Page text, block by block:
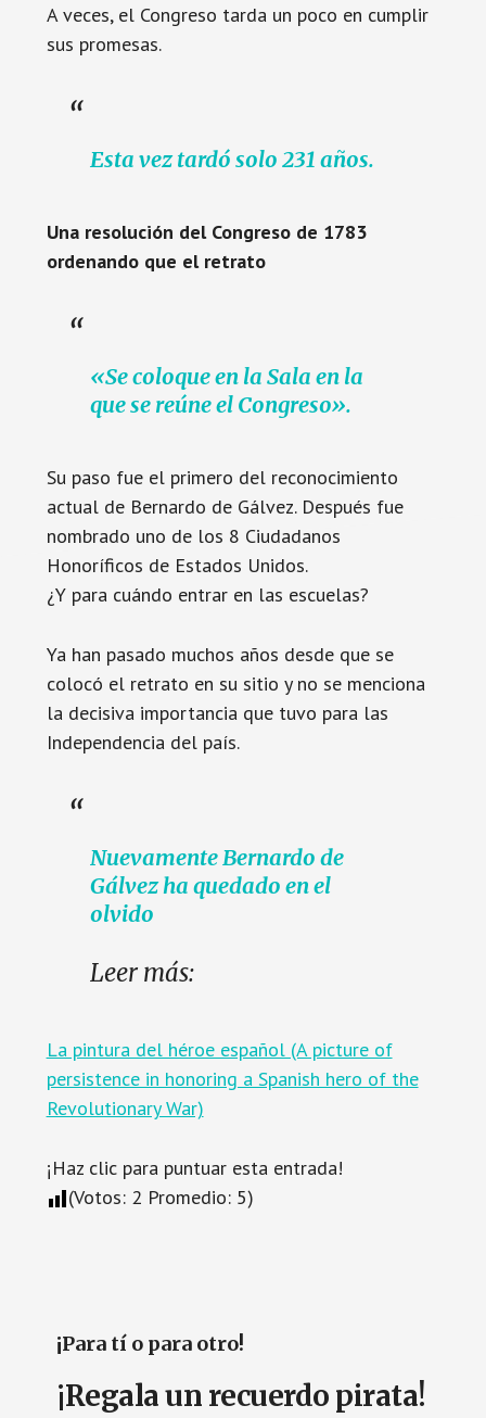
A veces, el Congreso tarda un poco en cumplir
sus promesas.
Esta vez tardó solo 231 años.
Una resolución del Congreso de 1783
ordenando que el retrato
«Se coloque en la Sala en la
que se reúne el Congreso».
Su paso fue el primero del reconocimiento
actual de Bernardo de Gálvez. Después fue
nombrado uno de los 8 Ciudadanos
Honoríficos de Estados Unidos.
¿Y para cuándo entrar en las escuelas?
Ya han pasado muchos años desde que se
colocó el retrato en su sitio y no se menciona
la decisiva importancia que tuvo para las
Independencia del país.
Nuevamente Bernardo de
Gálvez ha quedado en el
olvido
Leer más:
La pintura del héroe español (A picture of
persistence in honoring a Spanish hero of the
Revolutionary War)
¡Haz clic para puntuar esta entrada!
(Votos: 2 Promedio: 5)
¡Para tí o para otro!
¡Regala un recuerdo pirata!